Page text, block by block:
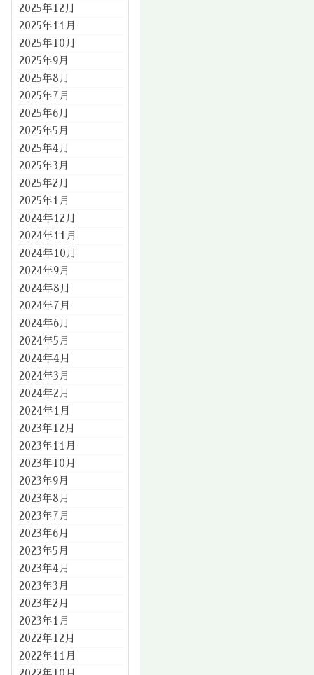
2025年12月
2025年11月
2025年10月
2025年9月
2025年8月
2025年7月
2025年6月
2025年5月
2025年4月
2025年3月
2025年2月
2025年1月
2024年12月
2024年11月
2024年10月
2024年9月
2024年8月
2024年7月
2024年6月
2024年5月
2024年4月
2024年3月
2024年2月
2024年1月
2023年12月
2023年11月
2023年10月
2023年9月
2023年8月
2023年7月
2023年6月
2023年5月
2023年4月
2023年3月
2023年2月
2023年1月
2022年12月
2022年11月